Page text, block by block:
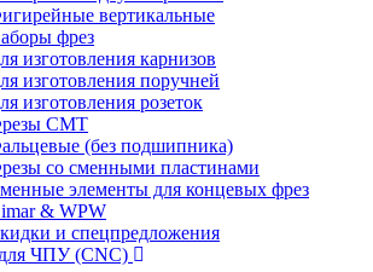
вертикальные
фрез
изготовления карнизов
изготовления поручней
изготовления розеток
CMT
(без подшипника)
со сменными пластинами
элементы для концевых фрез
& WPW
и спецпредложения
ЧПУ (CNC)